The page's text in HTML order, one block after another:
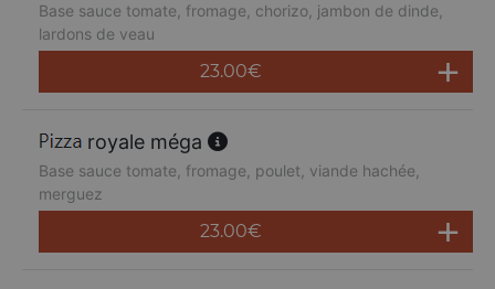
Base sauce tomate, fromage, chorizo, jambon de dinde,
lardons de veau
23.00€
royale méga
Base sauce tomate, fromage, poulet, viande hachée,
merguez
23.00€